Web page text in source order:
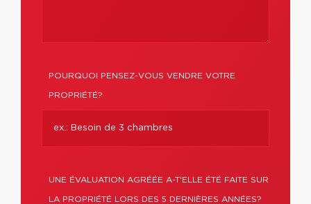
POURQUOI PENSEZ-VOUS VENDRE VOTRE
PROPRIÉTÉ?
UNE ÉVALUATION AGRÉÉE A-T'ELLE ÉTÉ FAITE SUR
LA PROPRIÉTÉ LORS DES 5 DERNIÈRES ANNÉES?